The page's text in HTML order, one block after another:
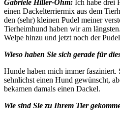
Gabriele Hiller-Ohm: Ich habe drei
einen Dackelterriermix aus dem
den (sehr) kleinen Pudel meiner
Tierheimhund haben wir am
Welpe hinzu und jetzt noch der
Wieso haben Sie sich gerade für
Hunde haben mich immer
sehnlichst einen Hund gewünscht,
bekamen damals einen Dackel.
Wie sind Sie zu Ihrem Tier